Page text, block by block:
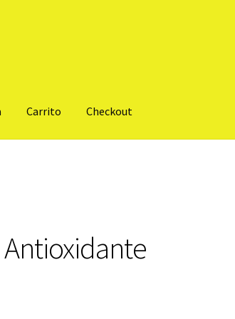
Carrito Checkout
Antioxidante